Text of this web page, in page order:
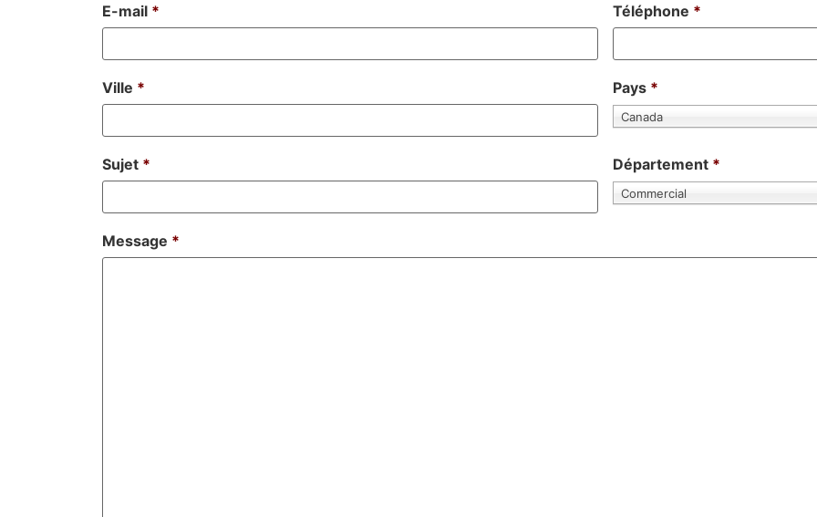
E-mail * Téléphone *
Ville * Pays *
Canada
Sujet * Département *
Commercial
Message *